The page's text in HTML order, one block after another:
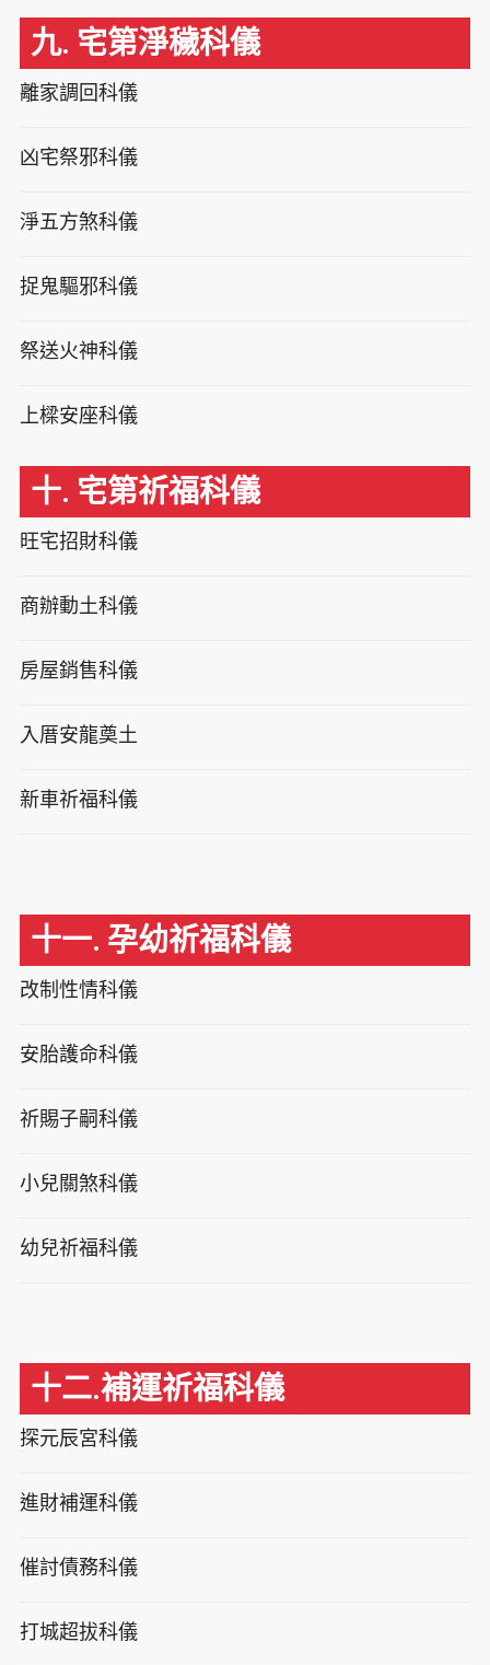
九. 宅第淨穢科儀
離家調回科儀
凶宅祭邪科儀
淨五方煞科儀
捉鬼驅邪科儀
祭送火神科儀
上樑安座科儀
十. 宅第祈福科儀
旺宅招財科儀
商辦動土科儀
房屋銷售科儀
入厝安龍奠土
新車祈福科儀
十一. 孕幼祈福科儀
改制性情科儀
安胎護命科儀
祈賜子嗣科儀
小兒關煞科儀
幼兒祈福科儀
十二.補運祈福科儀
探元辰宮科儀
進財補運科儀
催討債務科儀
打城超拔科儀